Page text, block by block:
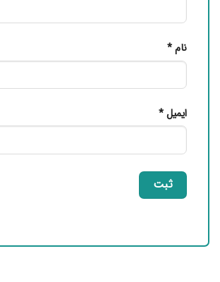
نام*
ایمیل*